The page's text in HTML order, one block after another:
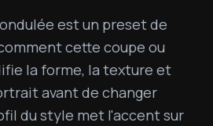
est un preset de
cette coupe ou
la forme, la texture et
avant de changer
du style met l'accent sur